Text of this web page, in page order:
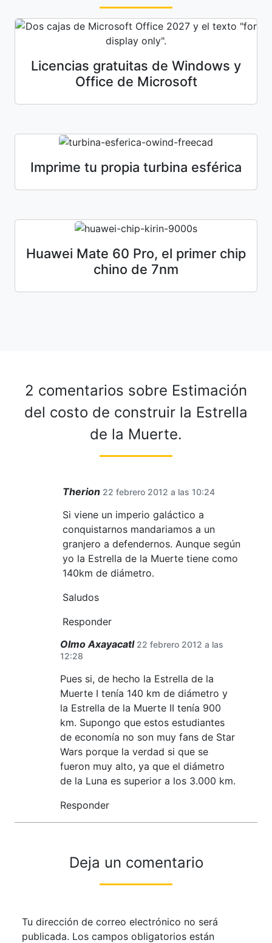
Licencias gratuitas de Windows y
Office de Microsoft
Imprime tu propia turbina esférica
Huawei Mate 60 Pro, el primer chip
chino de 7nm
2 comentarios sobre Estimación
del costo de construir la Estrella
de la Muerte.
Therion 22 febrero 2012 a las 10:24
Si viene un imperio galáctico a
conquistarnos mandariamos a un
granjero a defendernos. Aunque según
yo la Estrella de la Muerte tiene como
140km de diámetro.
Saludos
Responder
Olmo Axayacatl 22 febrero 2012 a las
12:28
Pues si, de hecho la Estrella de la
Muerte I tenía 140 km de diámetro y
la Estrella de la Muerte II tenía 900
km. Supongo que estos estudiantes
de economía no son muy fans de Star
Wars porque la verdad si que se
fueron muy alto, ya que el diámetro
de la Luna es superior a los 3.000 km.
Responder
Deja un comentario
Tu dirección de correo electrónico no será
publicada. Los campos obligatorios están